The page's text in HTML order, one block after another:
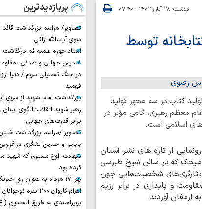
دوشنبه ۲۸ آبان ۱۴۰۳ - ۰۷:۴۰
۱۱ هزار جلد کتاب و تجهیز ۵۹ کتابخانه توسط
کتاب در سه محور تولید
معظم رهبری، گامی مؤثر در
اسلامی است.
از تازه های نشر آستان
میخک که در سالن شیخ طبرسی
شخصیت‌هایی چون
و پایداری در برابر رژیم
ارمغان آوردند.
پربازدیدترین
تصاویر/ مراسم بزرگداشت
سوی آیت‌الله اراکی
استاد حوزه علمیه قم درگذشت
۸ درس جهانی و تمدنی
در جنگ تحمیلی سوم / دنیا
فهمید
بزرگداشت امام شهید از سوی
رهبر شهید انقلاب؛ الگوی
برابر قدرت‌های جهانی
تصاویر /مراسم بزرگداشت
بابایی و حسین لشگری در
شهادت؛ اوج مسیری که شهید
کرده بود
چرا 17 مرداد به عنوان روز خبرنگار نامیده شد؟
اعزام کاروان ۲۰۰ نفره
بویراحمدی به طریق الحسین